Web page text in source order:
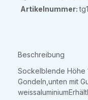
Artikelnummer:
Beschreibung
Sockelblende Höhe
Gondeln,unten mit